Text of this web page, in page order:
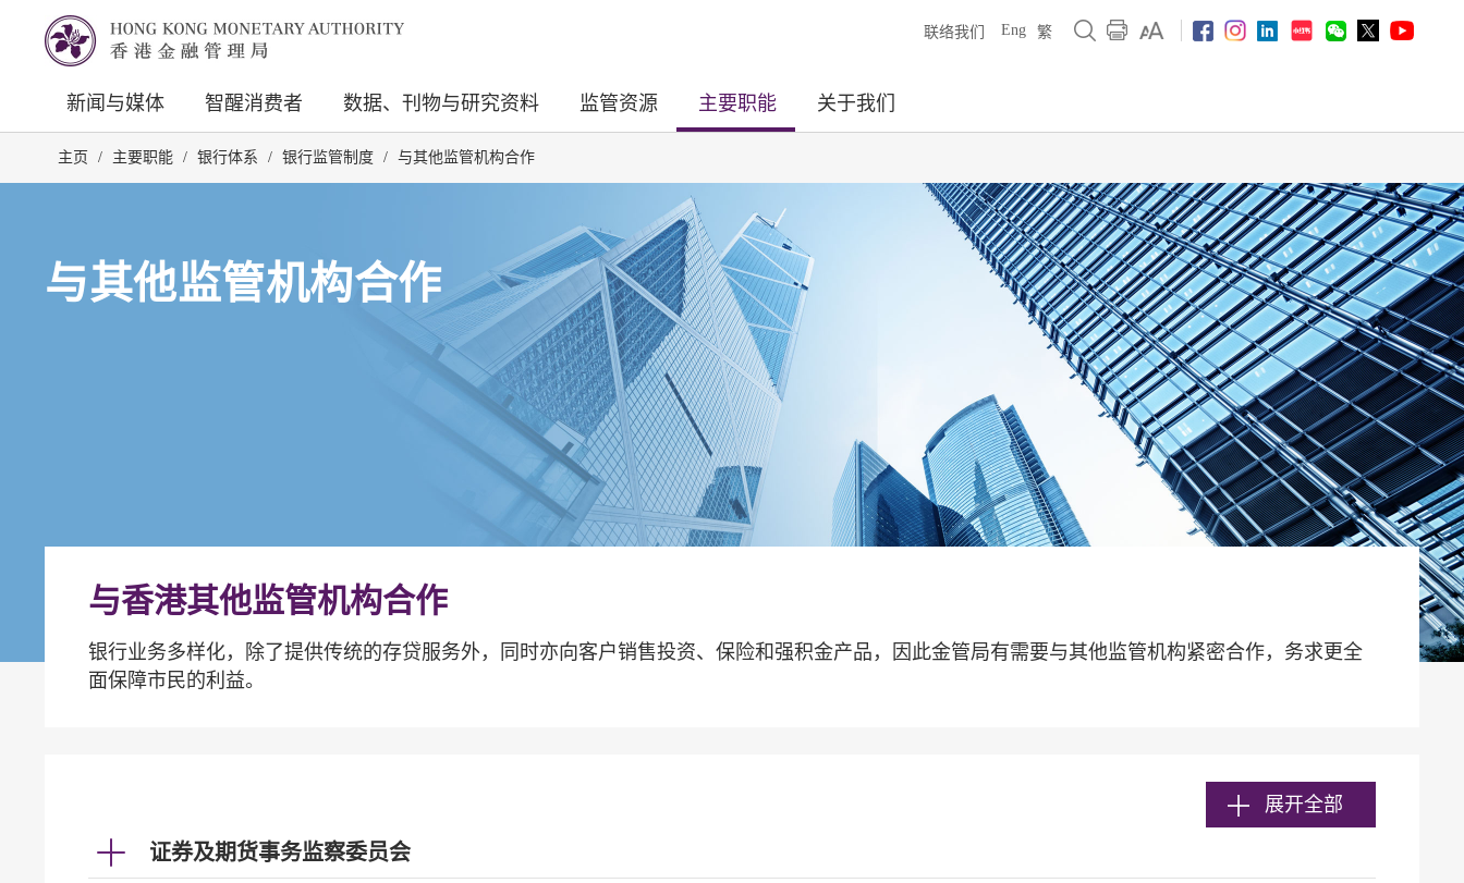
联络我们 Eng 繁
新闻与媒体 智醒消费者 数据、刊物与研究资料 监管资源 主要职能 关于我们
主页 / 主要职能 / 银行体系 / 银行监管制度 / 与其他监管机构合作
与其他监管机构合作
与香港其他监管机构合作
银行业务多样化，除了提供传统的存贷服务外，同时亦向客户销售投资、保险和强积金产品，因此金管局有需要与其他监管机构紧密合作，务求更全
面保障市民的利益。
展开全部
证券及期货事务监察委员会